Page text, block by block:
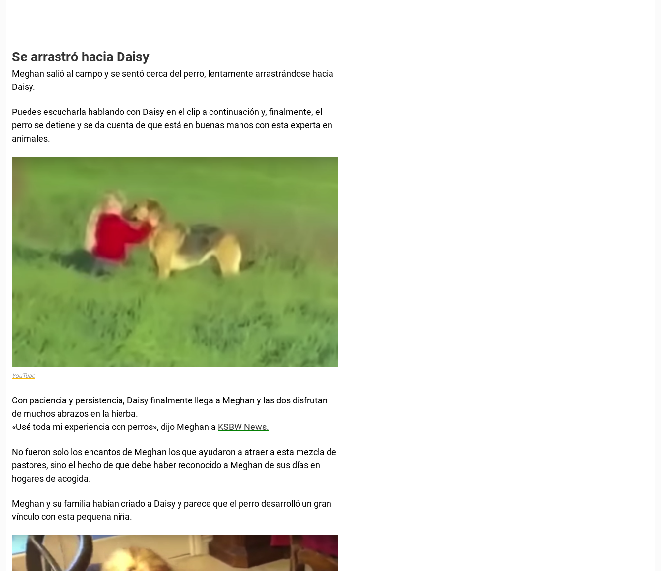
Se arrastró hacia Daisy
Meghan salió al campo y se sentó cerca del perro, lentamente arrastrándose hacia
Daisy.
Puedes escucharla hablando con Daisy en el clip a continuación y, finalmente, el
perro se detiene y se da cuenta de que está en buenas manos con esta experta en
animales.
YouTube
Con paciencia y persistencia, Daisy finalmente llega a Meghan y las dos disfrutan
de muchos abrazos en la hierba.
«Usé toda mi experiencia con perros», dijo Meghan a KSBW News.
No fueron solo los encantos de Meghan los que ayudaron a atraer a esta mezcla de
pastores, sino el hecho de que debe haber reconocido a Meghan de sus días en
hogares de acogida.
Meghan y su familia habían criado a Daisy y parece que el perro desarrolló un gran
vínculo con esta pequeña niña.